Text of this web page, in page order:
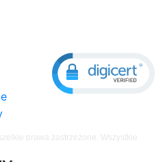
prawa zastrzeżone. Wszystkie